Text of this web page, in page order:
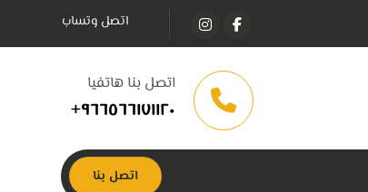
اتصل وتساب
اتصل بنا هاتفيا
٩٦٦٥٦٦١٧١١٢٠+
اتصل بنا